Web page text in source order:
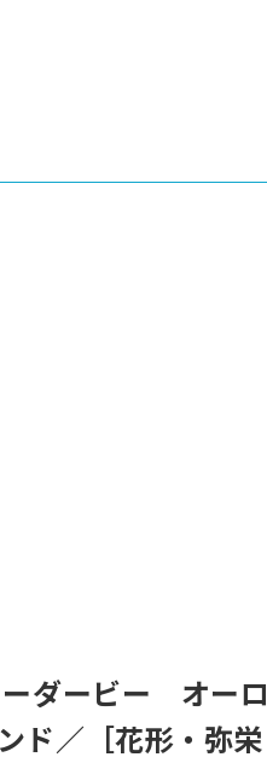
ーダービー オーロ
ド／［花形・弥栄